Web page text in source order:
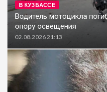
В КУЗБАССЕ
Водитель мотоцикла
опору освещения
02.08.2026 21:13